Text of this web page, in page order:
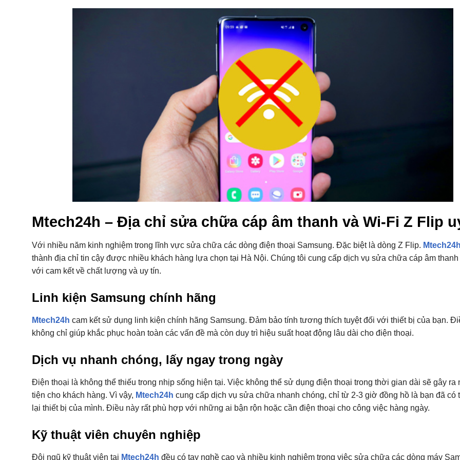
Mtech24h – Địa chỉ sửa chữa cáp âm thanh và Wi-Fi Z Flip
Với nhiều năm kinh nghiệm trong lĩnh vực sửa chữa các dòng điện thoại Samsung. Đặc biệt là dòng Z Flip.
thành địa chỉ tin cậy được nhiều khách hàng lựa chọn tại Hà Nội. Chúng tôi cung cấp dịch vụ sửa chữa cáp âm
với cam kết về chất lượng và uy tín.
Linh kiện Samsung chính hãng
Mtech24h cam kết sử dụng linh kiện chính hãng Samsung. Đảm bảo tính tương thích tuyệt đối với thiết bị của bạn.
không chỉ giúp khắc phục hoàn toàn các vấn đề mà còn duy trì hiệu suất hoạt động lâu dài cho điện thoại.
Dịch vụ nhanh chóng, lấy ngay trong ngày
Điện thoại là không thể thiếu trong nhịp sống hiện tại. Việc không thể sử dụng điện thoại trong thời gian dài sẽ gây ra
tiện cho khách hàng. Vì vậy, Mtech24h cung cấp dịch vụ sửa chữa nhanh chóng, chỉ từ 2-3 giờ đồng hồ là bạn đã có
lại thiết bị của mình. Điều này rất phù hợp với những ai bận rộn hoặc cần điện thoại cho công việc hàng ngày.
Kỹ thuật viên chuyên nghiệp
Đội ngũ kỹ thuật viên tại Mtech24h đều có tay nghề cao và nhiều kinh nghiệm trong việc sửa chữa các dòng máy